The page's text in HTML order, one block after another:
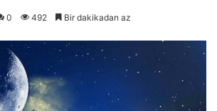
0 492 Bir dakikadan az